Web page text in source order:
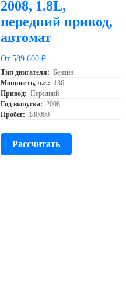
2008, 1.8L,
передний привод,
автомат
От 589 600 ₽
Тип двигателя: Бензин
Мощность, л.с.: 136
Привод: Передний
Год выпуска: 2008
Пробег: 180000
Рассчитать